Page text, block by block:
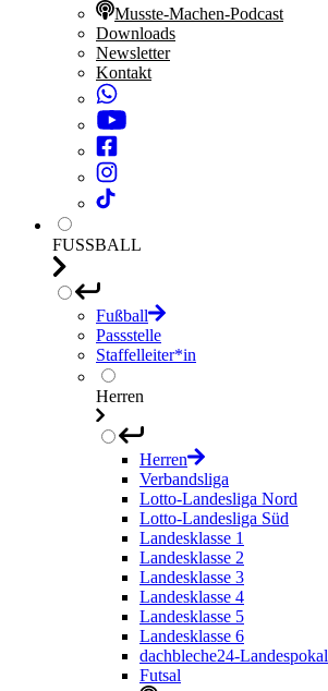
Musste-Machen-Podcast
Downloads
Newsletter
Kontakt
FUSSBALL
Fußball
Passstelle
Staffelleiter*in
Herren
Herren
Verbandsliga
Lotto-Landesliga Nord
Lotto-Landesliga Süd
Landesklasse 1
Landesklasse 2
Landesklasse 3
Landesklasse 4
Landesklasse 5
Landesklasse 6
dachbleche24-Landespokal
Futsal